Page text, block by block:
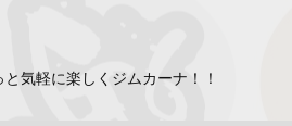
と気軽に楽しくジムカーナ！！